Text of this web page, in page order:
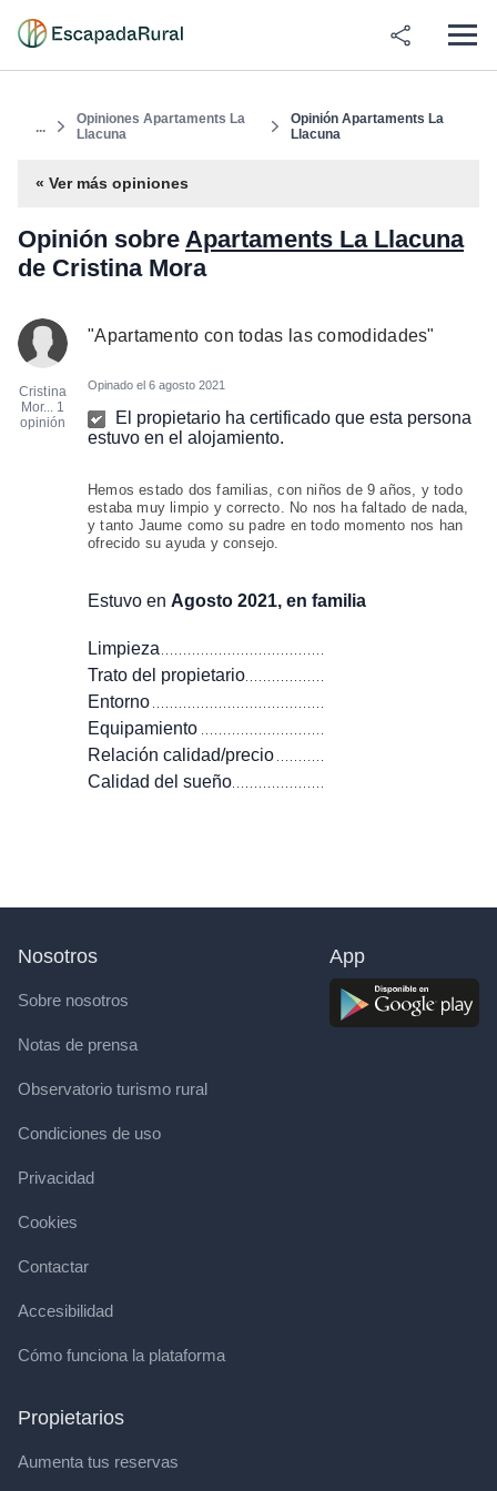
...
Opiniones Apartaments La
Llacuna
Opinión Apartaments La
Llacuna
« Ver más opiniones
Opinión sobre Apartaments La Llacuna
de Cristina Mora
Cristina
Mor... 1
opinión
"Apartamento con todas las comodidades"
Opinado el 6 agosto 2021
El propietario ha certificado que esta persona
estuvo en el alojamiento.
Hemos estado dos familias, con niños de 9 años, y todo
estaba muy limpio y correcto. No nos ha faltado de nada,
y tanto Jaume como su padre en todo momento nos han
ofrecido su ayuda y consejo.
Estuvo en Agosto 2021, en familia
Limpieza
Trato del propietario
Entorno
Equipamiento
Relación calidad/precio
Calidad del sueño
Nosotros
Sobre nosotros
Notas de prensa
Observatorio turismo rural
Condiciones de uso
Privacidad
Cookies
Contactar
Accesibilidad
Cómo funciona la plataforma
Propietarios
Aumenta tus reservas
App